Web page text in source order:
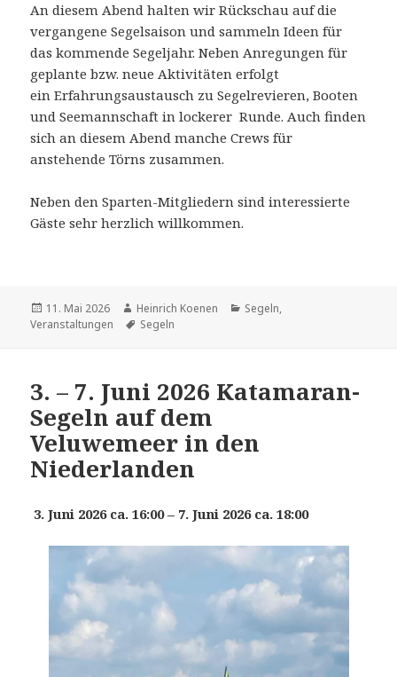
An diesem Abend halten wir Rückschau auf die
vergangene Segelsaison und sammeln Ideen für
das kommende Segeljahr. Neben Anregungen für
geplante bzw. neue Aktivitäten erfolgt
ein Erfahrungsaustausch zu Segelrevieren, Booten
und Seemannschaft in lockerer Runde. Auch finden
sich an diesem Abend manche Crews für
anstehende Törns zusammen.
Neben den Sparten-Mitgliedern sind interessierte
Gäste sehr herzlich willkommen.
Veröffentlicht
am
11. Mai 2026 Autor
Heinrich Koenen Kategorien
Segeln,
Veranstaltungen
Schlagwörter
Segeln
3. – 7. Juni 2026 Katamaran-
Segeln auf dem
Veluwemeer in den
Niederlanden
3. Juni 2026 ca. 16:00 – 7. Juni 2026 ca. 18:00